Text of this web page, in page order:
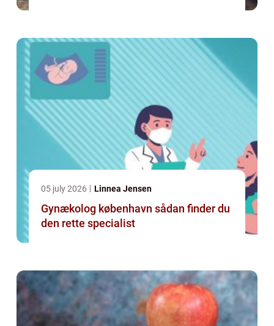
05 july 2026 Linnea Jensen
Gynækolog københavn sådan finder du
den rette specialist